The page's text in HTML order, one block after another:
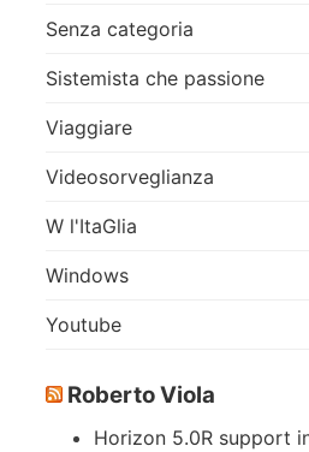
Senza categoria
Sistemista che passione
Viaggiare
Videosorveglianza
W l'ItaGlia
Windows
Youtube
Roberto Viola
Horizon 5.0R support